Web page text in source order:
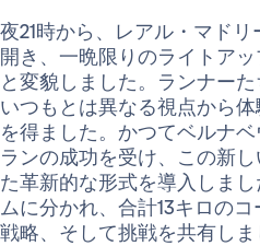
夜21時から、レアル・マド
開き、一晩限りのライトア
と変貌しました。ランナー
いつもとは異なる視点から
を得ました。かつてベルナ
ランの成功を受け、この新
た革新的な形式を導入しま
ムに分かれ、合計13キロの
戦略、そして挑戦を共有しま